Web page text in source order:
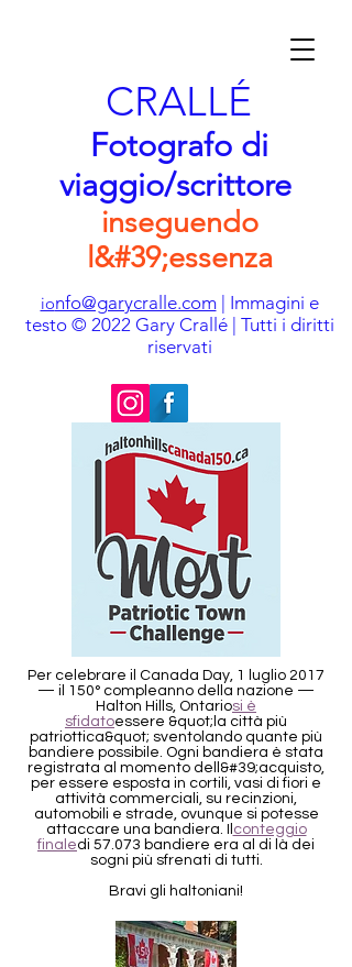
CRALLÉ
Fotografo di
viaggio/scrittore
inseguendo
l&#39;essenza
ionfo@garycralle.com| Immagini e
testo © 2022 Gary Crallé | Tutti i diritti
riservati
Per celebrare il Canada Day, 1 luglio 2017
— il 150° compleanno della nazione —
Halton Hills, Ontariosi è
sfidatoessere &quot;la città più
patriottica&quot; sventolando quante più
bandiere possibile. Ogni bandiera è stata
registrata al momento dell&#39;acquisto,
per essere esposta in cortili, vasi di fiori e
attività commerciali, su recinzioni,
automobili e strade, ovunque si potesse
attaccare una bandiera. Il
conteggio
finaledi 57.073 bandiere era al di là dei
sogni più sfrenati di tutti.
Bravi gli haltoniani!